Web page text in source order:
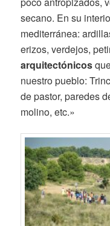
secano. En su
mediterránea:
erizos, verdejos,
arquitectónicos
nuestro pueblo:
de pastor, paredes
molino, etc.»